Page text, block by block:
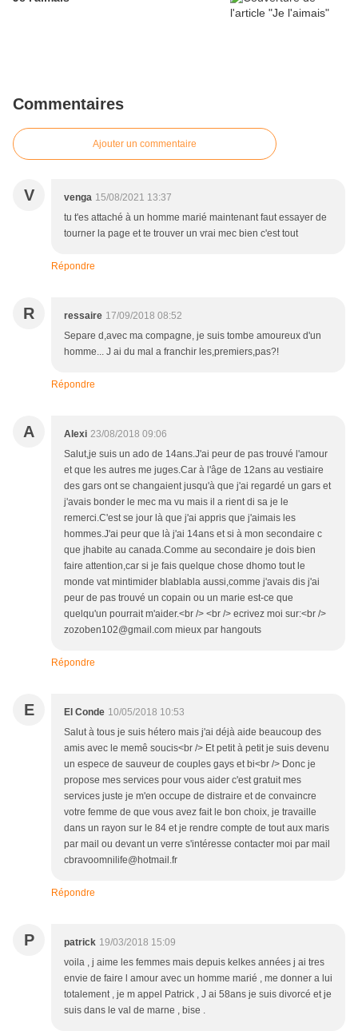
Commentaires
Ajouter un commentaire
V venga 15/08/2021 13:37
tu t'es attaché à un homme marié maintenant faut essayer de
tourner la page et te trouver un vrai mec bien c'est tout
Répondre
R ressaire 17/09/2018 08:52
Separe d,avec ma compagne, je suis tombe amoureux d'un
homme... J ai du mal a franchir les,premiers,pas?!
Répondre
A Alexi 23/08/2018 09:06
Salut,je suis un ado de 14ans.J'ai peur de pas trouvé l'amour
et que les autres me juges.Car à l'âge de 12ans au vestiaire
des gars ont se changaient jusqu'à que j'ai regardé un gars et
j'avais bonder le mec ma vu mais il a rient di sa je le
remerci.C'est se jour là que j'ai appris que j'aimais les
hommes.J'ai peur que là j'ai 14ans et si à mon secondaire c
que jhabite au canada.Comme au secondaire je dois bien
faire attention,car si je fais quelque chose dhomo tout le
monde vat mintimider blablabla aussi,comme j'avais dis j'ai
peur de pas trouvé un copain ou un marie est-ce que
quelqu'un pourrait m'aider.<br /> <br /> ecrivez moi sur:<br />
zozoben102@gmail.com mieux par hangouts
Répondre
E El Conde 10/05/2018 10:53
Salut à tous je suis hétero mais j'ai déjà aide beaucoup des
amis avec le memê soucis<br /> Et petit à petit je suis devenu
un espece de sauveur de couples gays et bi<br /> Donc je
propose mes services pour vous aider c'est gratuit mes
services juste je m'en occupe de distraire et de convaincre
votre femme de que vous avez fait le bon choix, je travaille
dans un rayon sur le 84 et je rendre compte de tout aux maris
par mail ou devant un verre s'intéresse contacter moi par mail
cbravoomnilife@hotmail.fr
Répondre
P patrick 19/03/2018 15:09
voila , j aime les femmes mais depuis kelkes années j ai tres
envie de faire l amour avec un homme marié , me donner a lui
totalement , je m appel Patrick , J ai 58ans je suis divorcé et je
suis dans le val de marne , bise .